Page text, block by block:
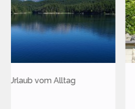
Eine Reise nach Leipzig: Die